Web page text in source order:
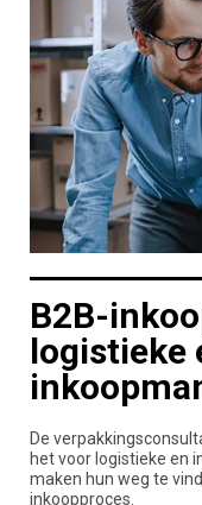
B2B-
logistieke
De
het voor logistieke en
maken hun weg te
inkoopproces.